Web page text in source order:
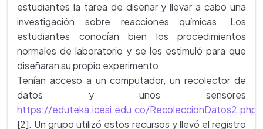
estudiantes la tarea de diseñar y llevar a cabo una
investigación sobre reacciones químicas. Los
estudiantes conocían bien los procedimientos
normales de laboratorio y se les estimuló para que
diseñaran su propio experimento.
Tenían acceso a un computador, un recolector de
datos y unos sensores
https://eduteka.icesi.edu.co/RecoleccionDatos2.php
[2]. Un grupo utilizó estos recursos y llevó el registro